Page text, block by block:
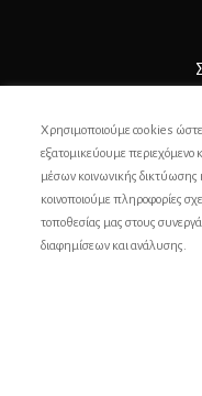
Χρησιμοποιούμε cookies ώστε
εξατομικεύουμε περιεχόμενο
μέσων κοινωνικής δικτύωσης
κοινοποιούμε πληροφορίες
τοποθεσίας μας στους
διαφημίσεων και ανάλυσης.